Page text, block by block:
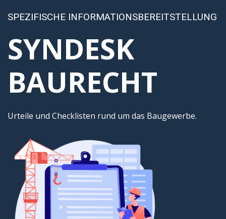
SPEZIFISCHE INFORMATIONSBEREITSTELLUNG
SYNDESK
BAURECHT
Urteile und Checklisten rund um das Baugewerbe.